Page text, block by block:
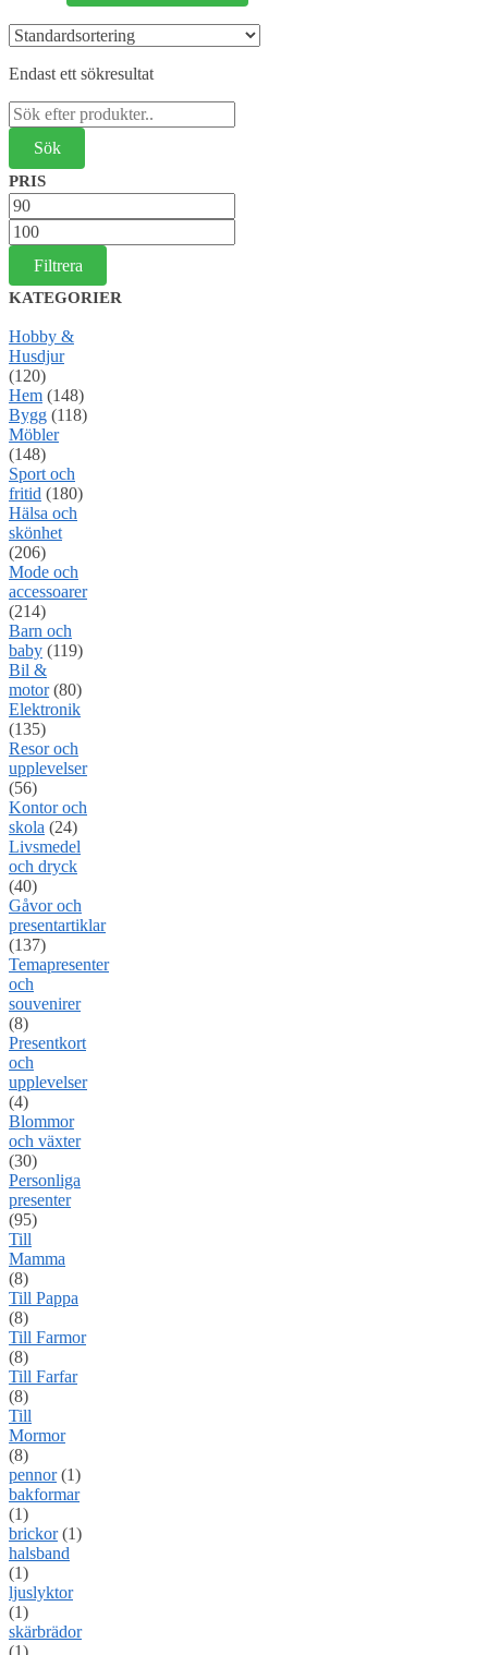
Endast ett sökresultat
Sök
efter:
PRIS
Min
pris
Max
pris
Filtrera
KATEGORIER
Hobby &
Husdjur
(120)
Hem (148)
Bygg (118)
Möbler
(148)
Sport och
fritid (180)
Hälsa och
skönhet
(206)
Mode och
accessoarer
(214)
Barn och
baby (119)
Bil &
motor (80)
Elektronik
(135)
Resor och
upplevelser
(56)
Kontor och
skola (24)
Livsmedel
och dryck
(40)
Gåvor och
presentartiklar
(137)
Temapresenter
och
souvenirer
(8)
Presentkort
och
upplevelser
(4)
Blommor
och växter
(30)
Personliga
presenter
(95)
Till
Mamma
(8)
Till Pappa
(8)
Till Farmor
(8)
Till Farfar
(8)
Till
Mormor
(8)
pennor (1)
bakformar
(1)
brickor (1)
halsband
(1)
ljuslyktor
(1)
skärbrädor